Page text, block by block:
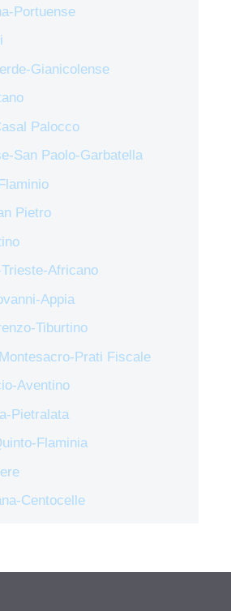
Portuense
Gianicolense
Palocco
San Paolo-Garbatella
Pietro
Africano
Appia
Tiburtino
Prati Fiscale
Aventino
Pietralata
Flaminia
Centocelle